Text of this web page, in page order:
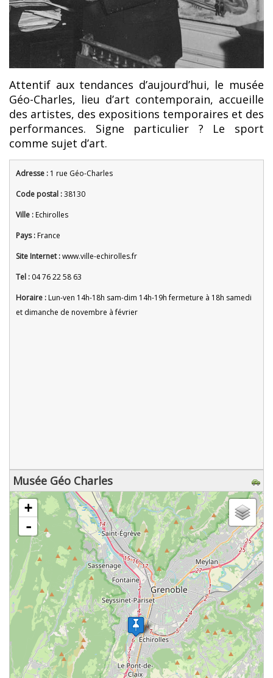
Attentif aux tendances d’aujourd’hui, le musée
Géo-Charles, lieu d’art contemporain, accueille
des artistes, des expositions temporaires et des
performances. Signe particulier ? Le sport
comme sujet d’art.
Adresse : 1 rue Géo-Charles
Code postal :38130
Ville :Echirolles
Pays :France
Site Internet :www.ville-echirolles.fr
Tel : 04 76 22 58 63
Horaire :Lun-ven 14h-18h sam-dim 14h-19h fermeture à 18h samedi
et dimanche de novembre à février
Musée Géo Charles
chargement de la carte - veuillez patienter...
+
-